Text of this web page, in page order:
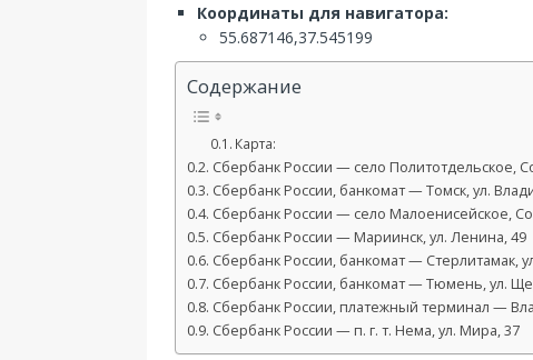
Координаты для навигатора:
55.687146,37.545199
Содержание
Карта:
Сбербанк России — село Политотдельское,
Сбербанк России, банкомат — Томск, ул.
Сбербанк России — село Малоенисейское,
Сбербанк России — Мариинск, ул. Ленина, 49
Сбербанк России, банкомат — Стерлитамак,
Сбербанк России, банкомат — Тюмень, ул.
Сбербанк России, платежный терминал —
Сбербанк России — п. г. т. Нема, ул. Мира, 37